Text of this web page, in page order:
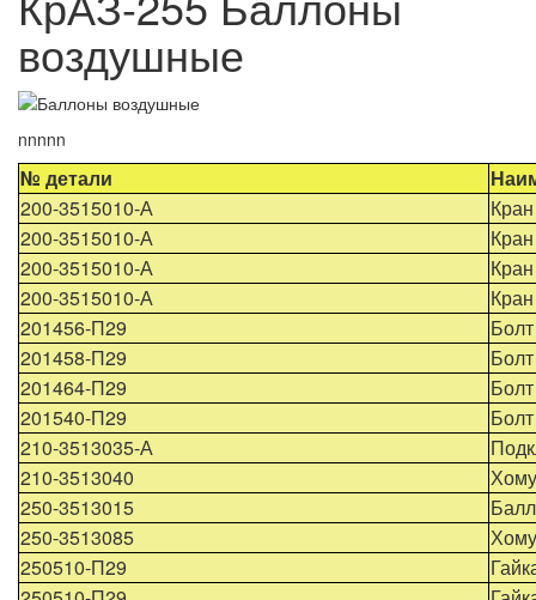
воздушные
nnnnn
№ детали
200-3515010-А
200-3515010-А
200-3515010-А
200-3515010-А
201456-П29
201458-П29
201464-П29
201540-П29
210-3513035-А
210-3513040
250-3513015
250-3513085
250510-П29